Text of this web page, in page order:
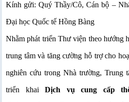
Kính gửi: Quý Thầy/Cô, Cán bộ –
Đại học Quốc tế Hồng Bàng
Nhằm phát triển Thư viện theo hướng
trung tâm và tăng cường hỗ trợ cho
nghiên cứu trong Nhà trường, Trung
triển khai Dịch vụ cung cấp